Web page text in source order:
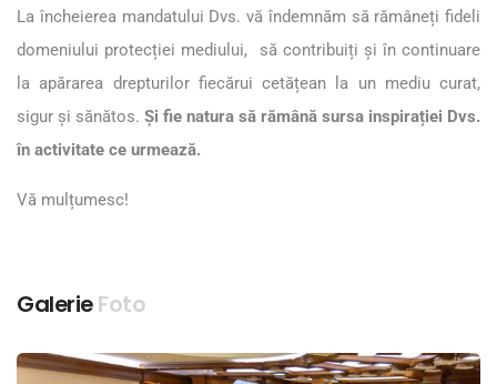
La încheierea mandatului Dvs. vă îndemnăm să rămâneți fideli
domeniului protecției mediului, să contribuiți și în continuare
la apărarea drepturilor fiecărui cetățean la un mediu curat,
sigur și sănătos. Și fie natura să rămână sursa inspirației Dvs.
în activitate ce urmează.
Vă mulțumesc!
GalerieFoto